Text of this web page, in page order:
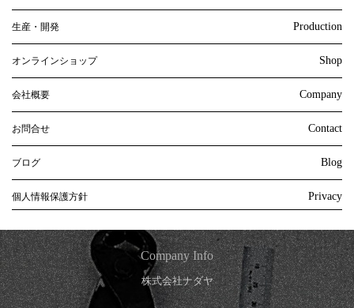
生産・開発 Production
オンラインショップ Shop
会社概要 Company
お問合せ Contact
ブログ Blog
個人情報保護方針 Privacy
Company Info
株式会社ナダヤ